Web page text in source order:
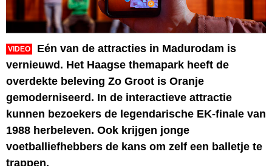
VIDEO
Eén van de attracties in Madurodam is
vernieuwd. Het Haagse themapark heeft de
overdekte beleving Zo Groot is Oranje
gemoderniseerd. In de interactieve attractie
kunnen bezoekers de legendarische EK-finale van
1988 herbeleven. Ook krijgen jonge
voetballiefhebbers de kans om zelf een balletje te
trappen.